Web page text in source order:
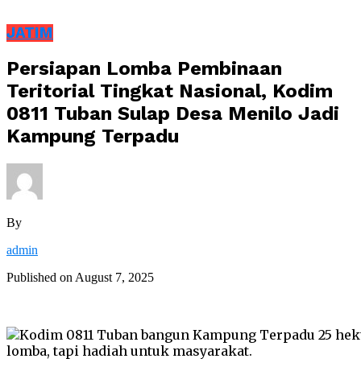
JATIM
Persiapan Lomba Pembinaan
Teritorial Tingkat Nasional, Kodim
0811 Tuban Sulap Desa Menilo Jadi
Kampung Terpadu
By
admin
Published on August 7, 2025